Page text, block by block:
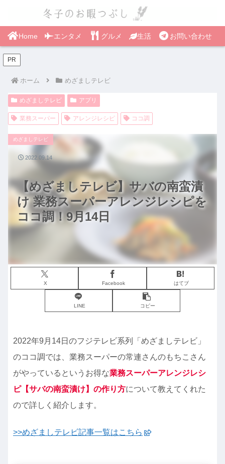
Home エンタメ グルメ 生活 お問い合わせ
PR
ホーム めざましテレビ
めざましテレビ アプリ
業務スーパー アレンジレシピ ココ調
【めざましテレビ】サバの南蛮漬
け 業務スーパーアレンジレシピを
ココ調！9月14日
めざましテレビ
X Facebook はてブ
LINE コピー
2022.09.14
2022年9月14日のフジテレビ系列「めざましテレビ」
のココ調では、業務スーパーの常連さんのもちこさん
がやっているというお得な業務スーパーアレンジレシ
ピ【サバの南蛮漬け】の作り方について教えてくれた
ので詳しく紹介します。
>>めざましテレビ記事一覧はこちら